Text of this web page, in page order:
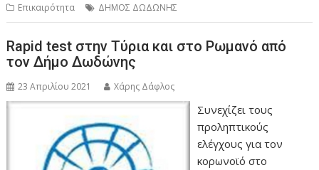
Επικαιρότητα ΔΗΜΟΣ ΔΩΔΩΝΗΣ
Rapid test στην Τύρια και στο Ρωμανό από
τον Δήμο Δωδώνης
23 Απριλίου 2021 Χάρης Δάφλος
Συνεχίζει τους
προληπτικούς
ελέγχους για τον
κορωνοϊό στο